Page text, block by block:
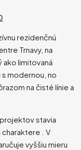
rezidenčnú
Trnavy, na
ako limitovaná
modernou, no
na čisté línie a
stavia
. V
vyššiu mieru